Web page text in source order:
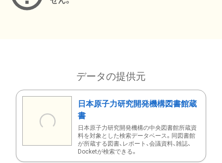
データの提供元
日本原子力研究開発機構図書館蔵
書
日本原子力研究開発機構の中央図書館所蔵資
料を対象とした検索データベース。同図書館
が所蔵する図書、レポート、会議資料、雑誌、
Docketが検索できる。